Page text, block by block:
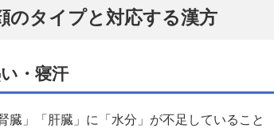
のタイプと対応する漢方
・寝汗
臓」「肝臓」に「水分」が不足していること